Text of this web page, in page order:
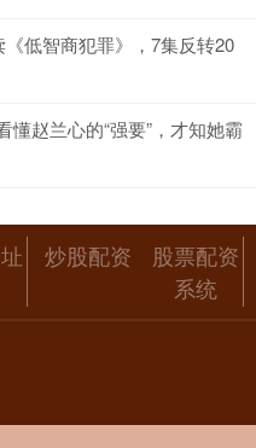
低智商犯罪》，7集反转20
赵兰心的“强要”，才知她霸
炒股配资
股票配资
系统